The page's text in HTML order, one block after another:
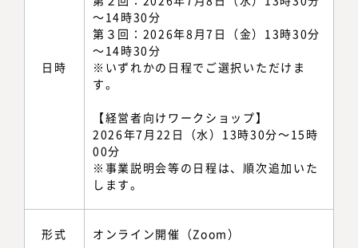
日時
～14時30分
第３回：2026年8月7日（金）13時30分
～14時30分
※いずれかの日程でご選択いただけま
す。
【経営者向けワークショップ】
2026年7月22日（水）13時30分～15時
00分
※事業説明会等の日程は、順次追加いた
します。
形式 オンライン開催（Zoom）